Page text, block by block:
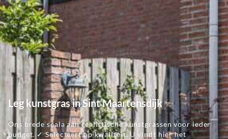
Leg kunstgras in Sint Maartensdijk
Ons brede scala aan realistische kunstgrassen voor ieder
budget. ✓ Selecteert op kwaliteit. U vindt hier het